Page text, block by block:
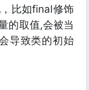
比如final修饰
的取值,会被当
导致类的初始